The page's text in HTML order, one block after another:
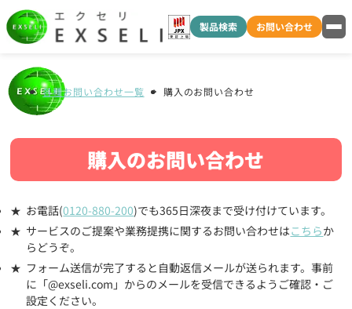
製品検索 お問い合わせ
各種お問い合わせ一覧 購入のお問い合わせ
購入のお問い合わせ
お電話(0120-880-200)でも365日深夜まで受け付けています。
サービスのご提案や業務提携に関するお問い合わせはこちらか
らどうぞ。
フォーム送信が完了すると自動返信メールが送られます。事前
に「@exseli.com」からのメールを受信できるようご確認・ご
設定ください。